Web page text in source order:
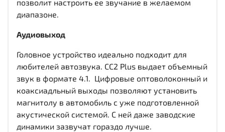
позволит настроить ее звучание в желаемом
диапазоне.
Аудиовыход
Головное устройство идеально подходит для
любителей автозвука. CC2 Plus выдает объемный
звук в формате 4.1. Цифровые оптоволоконный и
коаксиадльный выходы позволяют установить
магнитолу в автомобиль с уже подготовленной
акустической системой. С ней даже заводские
динамики зазвучат гораздо лучше.